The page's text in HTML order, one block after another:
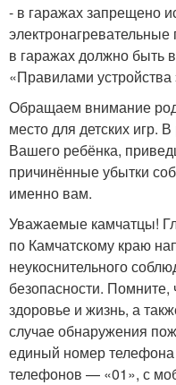
- в гаражах запрещено
в гаражах должно быть
«Правилами устройства
Обращаем внимание
место для детских игр.
Вашего ребёнка,
причинённые убытки
именно вам.
Уважаемые камчатцы!
по Камчатскому краю
неукоснительного
безопасности. Помните,
здоровье и жизнь, а
случае обнаружения
единый номер
телефонов — «01», с